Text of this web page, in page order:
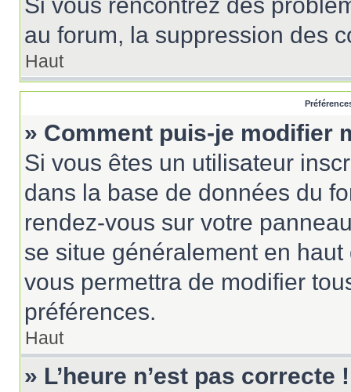
au forum, la suppression des
Haut
» Comment puis-je modifier
Si vous êtes un utilisateur
dans la base de données du
rendez-vous sur votre
se situe généralement en
vous permettra de modifier
préférences.
Haut
» L’heure n’est pas correcte !